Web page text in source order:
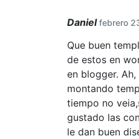
Daniel febrero
Que buen
de estos en
en blogger.
montando
tiempo no
gustado las
le dan buen